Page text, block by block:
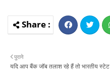
पुराने
यदि आप बैंक जॉब तलाश रहे हैं तो भारतीय स्टेट